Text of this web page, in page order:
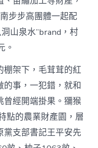
步步高團體一起配
山泉水”brand，村
。
棚架下，毛茸茸的紅
的事，一犯錯，就和
曾經開端掛果。獼猴
點的農業財產園，層
黨支部書記王平安先